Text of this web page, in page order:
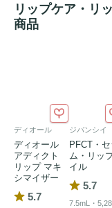
リップケア・リ
商品
ディオール
ディオール
アディクト
リップ マキ
シマイザー
5.7
ジバンシイ
PFCT・セ
ム・リッ
イル
5.7
7.5mL・